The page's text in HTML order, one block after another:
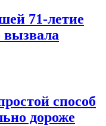
71-летие
вызвала
способ
дороже